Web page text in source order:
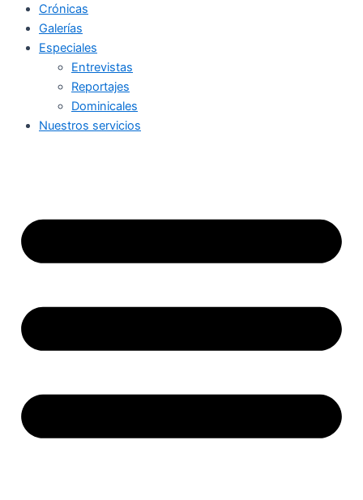
Crónicas
Galerías
Especiales
Entrevistas
Reportajes
Dominicales
Nuestros servicios